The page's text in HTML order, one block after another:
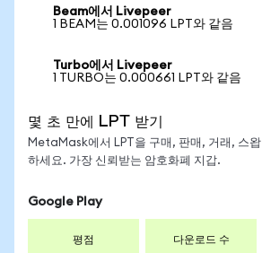
Beam에서 Livepeer
1 BEAM는 0.001096 LPT와 같음
Turbo에서 Livepeer
1 TURBO는 0.000661 LPT와 같음
몇 초 만에 LPT 받기
MetaMask에서 LPT을 구매, 판매, 거래, 스왑
하세요. 가장 신뢰받는 암호화폐 지갑.
Google Play
평점 다운로드 수